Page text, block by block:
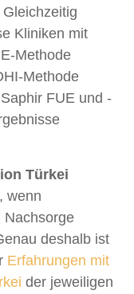
Kliniken mit
Methode
Methode
FUE und -
Türkei
wenn
Nachsorge
deshalb ist
Erfahrungen mit
der jeweiligen